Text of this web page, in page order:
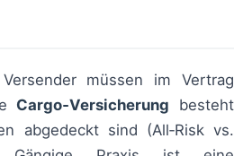
müssen im Vertrag
Cargo‑Versicherung besteht
abgedeckt sind (All‑Risk vs.